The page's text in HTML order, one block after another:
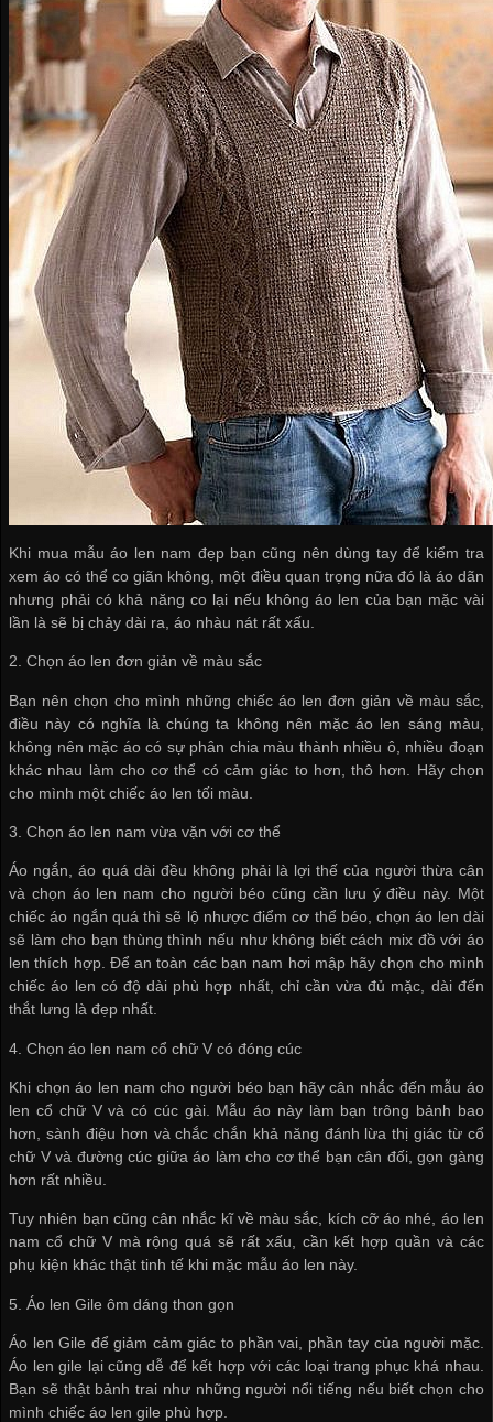
Khi mua mẫu áo len nam đẹp bạn cũng nên dùng tay để kiểm tra
xem áo có thể co giãn không, một điều quan trọng nữa đó là áo dãn
nhưng phải có khả năng co lại nếu không áo len của bạn mặc vài
lần là sẽ bị chảy dài ra, áo nhàu nát rất xấu.
2. Chọn áo len đơn giản về màu sắc
Bạn nên chọn cho mình những chiếc áo len đơn giản về màu sắc,
điều này có nghĩa là chúng ta không nên mặc áo len sáng màu,
không nên mặc áo có sự phân chia màu thành nhiều ô, nhiều đoạn
khác nhau làm cho cơ thể có cảm giác to hơn, thô hơn. Hãy chọn
cho mình một chiếc áo len tối màu.
3. Chọn áo len nam vừa vặn với cơ thể
Áo ngắn, áo quá dài đều không phải là lợi thế của người thừa cân
và chọn áo len nam cho người béo cũng cần lưu ý điều này. Một
chiếc áo ngắn quá thì sẽ lộ nhược điểm cơ thể béo, chọn áo len dài
sẽ làm cho bạn thùng thình nếu như không biết cách mix đồ với áo
len thích hợp. Để an toàn các bạn nam hơi mập hãy chọn cho mình
chiếc áo len có độ dài phù hợp nhất, chỉ cần vừa đủ mặc, dài đến
thắt lưng là đẹp nhất.
4. Chọn áo len nam cổ chữ V có đóng cúc
Khi chọn áo len nam cho người béo bạn hãy cân nhắc đến mẫu áo
len cổ chữ V và có cúc gài. Mẫu áo này làm bạn trông bảnh bao
hơn, sành điệu hơn và chắc chắn khả năng đánh lừa thị giác từ cổ
chữ V và đường cúc giữa áo làm cho cơ thể bạn cân đối, gọn gàng
hơn rất nhiều.
Tuy nhiên bạn cũng cân nhắc kĩ về màu sắc, kích cỡ áo nhé, áo len
nam cổ chữ V mà rộng quá sẽ rất xấu, cần kết hợp quần và các
phụ kiện khác thật tinh tế khi mặc mẫu áo len này.
5. Áo len Gile ôm dáng thon gọn
Áo len Gile để giảm cảm giác to phần vai, phần tay của người mặc.
Áo len gile lại cũng dễ để kết hợp với các loại trang phục khá nhau.
Bạn sẽ thật bảnh trai như những người nổi tiếng nếu biết chọn cho
mình chiếc áo len gile phù hợp.